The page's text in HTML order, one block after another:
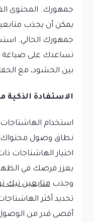
جمهورك. المحتوى
يمكن أن يجذب
تساعدك على صياغة
بين الحشود، مع
الاستفادة الذكية
استخدام
نطاق وصول
اختيار الهاشتاجات
يعزز فرصك في
وجذبمتابعين تيك
تحديد أكثر
أقصى قدر من الوصول